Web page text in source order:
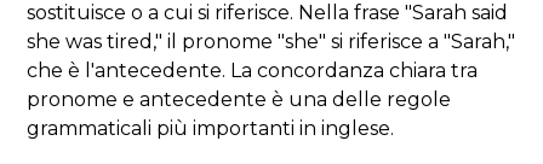
sostituisce o a cui si riferisce. Nella frase "Sarah said
she was tired," il pronome "she" si riferisce a "Sarah,"
che è l'antecedente. La concordanza chiara tra
pronome e antecedente è una delle regole
grammaticali più importanti in inglese.